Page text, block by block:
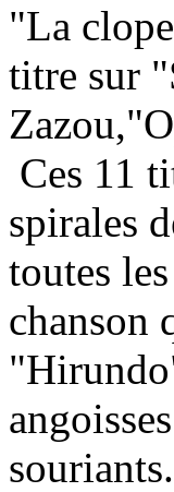
"La
titre sur
Ces 11
spirales
toutes
chanson